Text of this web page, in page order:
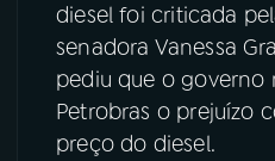
diesel foi criticada
senadora Vanessa
pediu que o governo
Petrobras o prejuízo
preço do diesel.